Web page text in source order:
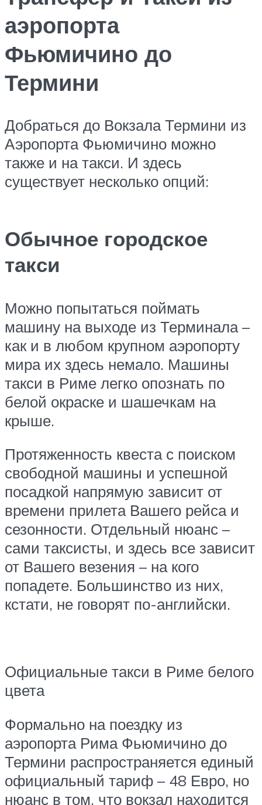
аэропорта
Фьюмичино до
Термини
Добраться до Вокзала Термини из
Аэропорта Фьюмичино можно
также и на такси. И здесь
существует несколько опций:
Обычное городское
такси
Можно попытаться поймать
машину на выходе из Терминала –
как и в любом крупном аэропорту
мира их здесь немало. Машины
такси в Риме легко опознать по
белой окраске и шашечкам на
крыше.
Протяженность квеста с поиском
свободной машины и успешной
посадкой напрямую зависит от
времени прилета Вашего рейса и
сезонности. Отдельный нюанс –
сами таксисты, и здесь все зависит
от Вашего везения – на кого
попадете. Большинство из них,
кстати, не говорят по-английски.
Официальные такси в Риме белого
цвета
Формально на поездку из
аэропорта Рима Фьюмичино до
Термини распространяется единый
официальный тариф – 48 Евро, но
нюанс в том, что вокзал находится